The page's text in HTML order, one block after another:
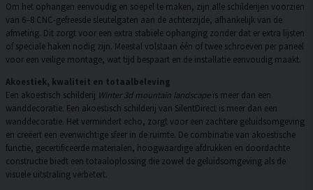
Om het ophangen eenvoudig en soepel te maken, zijn alle schilderijen voorzien
van 6–8 CNC-gefreesde sleutelgaten aan de achterzijde, afhankelijk van de
afmeting. Dit zorgt voor een extra stabiele ophanging zonder dat er extra lijsten
of speciale haken nodig zijn. Meestal volstaan één of twee schroeven per paneel
voor een veilige montage, wat tijd bespaart en de installatie eenvoudig maakt.
Akoestiek, kwaliteit en totaalbeleving
Een akoestisch schilderij Winter 3d mountain landscapeis meer dan een
wanddecoratie. Een akoestisch schilderij van SilentDirect is meer dan een
wanddecoratie. Het vermindert echo, zorgt voor een zachtere geluidsomgeving
en creëert een evenwichtige sfeer in de ruimte. De combinatie van akoestische
functie, gecertificeerde materialen, hoogwaardige afdrukken en doordachte
constructie biedt een totaaloplossing die zowel de geluidsomgeving als de
visuele uitstraling verbetert.